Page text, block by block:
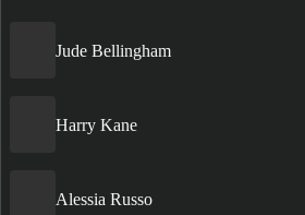
Jude Bellingham
Harry Kane
Alessia Russo